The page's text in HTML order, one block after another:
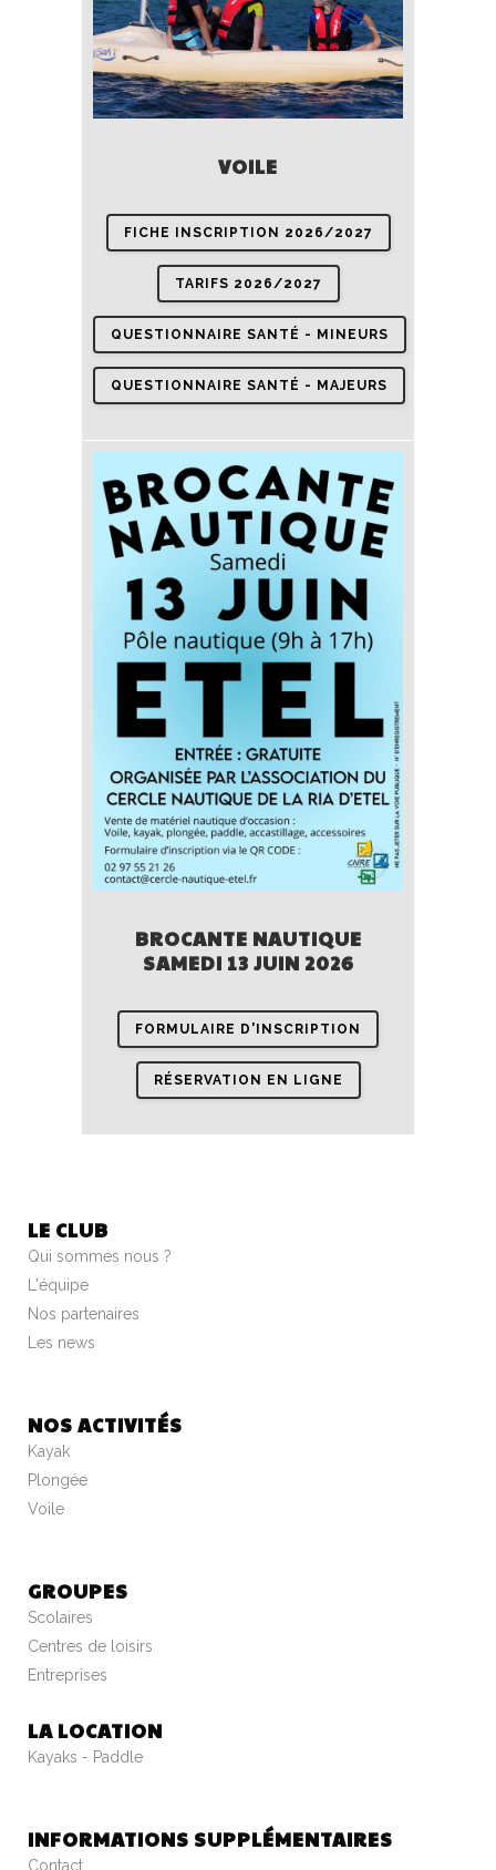
VOILE
FICHE INSCRIPTION 2026/2027
TARIFS 2026/2027
QUESTIONNAIRE SANTÉ - MINEURS
QUESTIONNAIRE SANTÉ - MAJEURS
BROCANTE NAUTIQUE
SAMEDI 13 JUIN 2026
FORMULAIRE D'INSCRIPTION
RÉSERVATION EN LIGNE
LE CLUB
Qui sommes nous ?
L'équipe
Nos partenaires
Les news
NOS ACTIVITÉS
Kayak
Plongée
Voile
GROUPES
Scolaires
Centres de loisirs
Entreprises
LA LOCATION
Kayaks - Paddle
INFORMATIONS SUPPLÉMENTAIRES
Contact